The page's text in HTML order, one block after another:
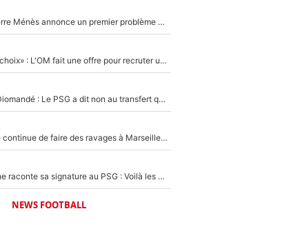
Michael Olise : Pierre Ménès annonce un premier problème pour Zinedine Zidane en équipe de France
«C’est un très bon choix» : L'OM fait une offre pour recruter un ancien joueur du PSG... et c'est validé dans l'After Foot !
140M€ pour Yan Diomandé : Le PSG a dit non au transfert qui bat tous les records sur le mercato
La crise financière continue de faire des ravages à Marseille : L’OM a placé 12 joueurs sur le marché des transferts… et ça pourrait lui rapporter près de 100M€ !
Maghnes Akliouche raconte sa signature au PSG : Voilà les coulisses de son transfert de rêve à 50M€
NEWS FOOTBALL